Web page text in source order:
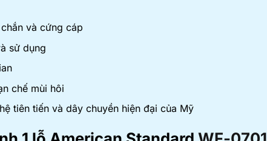
và cứng cáp
sử dụng
chế mùi hôi
tiên tiến và dây chuyền hiện đại của Mỹ